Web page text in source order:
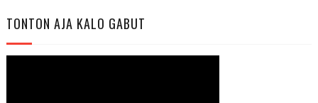
TONTON AJA KALO GABUT